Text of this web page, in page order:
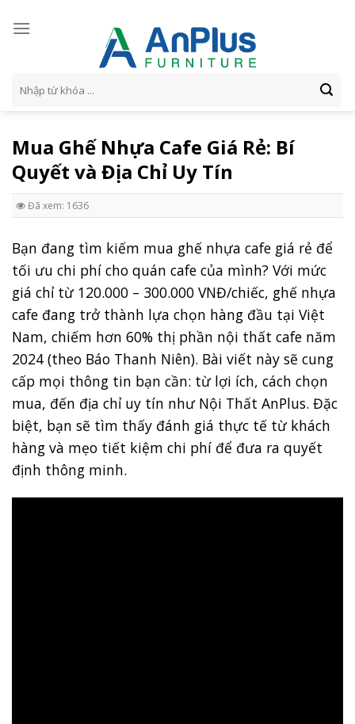
kiếm:
Mua Ghế Nhựa Cafe Giá Rẻ: Bí
Quyết và Địa Chỉ Uy Tín
Đã xem: 1636
Bạn đang tìm kiếm mua ghế nhựa cafe giá rẻ để
tối ưu chi phí cho quán cafe của mình? Với mức
giá chỉ từ 120.000 – 300.000 VNĐ/chiếc, ghế nhựa
cafe đang trở thành lựa chọn hàng đầu tại Việt
Nam, chiếm hơn 60% thị phần nội thất cafe năm
2024 (theo Báo Thanh Niên). Bài viết này sẽ cung
cấp mọi thông tin bạn cần: từ lợi ích, cách chọn
mua, đến địa chỉ uy tín như Nội Thất AnPlus. Đặc
biệt, bạn sẽ tìm thấy đánh giá thực tế từ khách
hàng và mẹo tiết kiệm chi phí để đưa ra quyết
định thông minh.